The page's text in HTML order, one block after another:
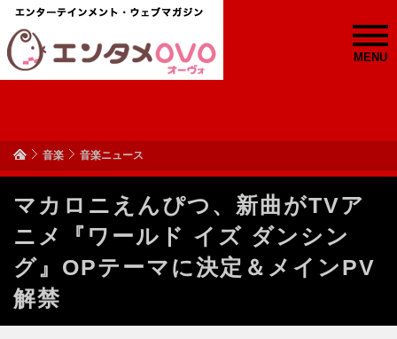
MENU
音楽 音楽ニュース
マカロニえんぴつ、新曲がTVア
ニメ『ワールド イズ ダンシン
グ』OPテーマに決定＆メインPV
解禁